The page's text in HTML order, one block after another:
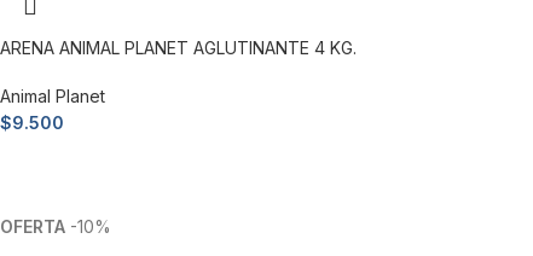
ARENA ANIMAL PLANET AGLUTINANTE 4 KG.
Animal Planet
$9.500
-10%